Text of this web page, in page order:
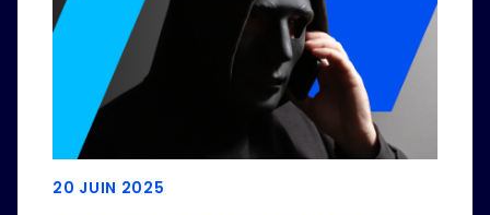
20 JUIN 2025